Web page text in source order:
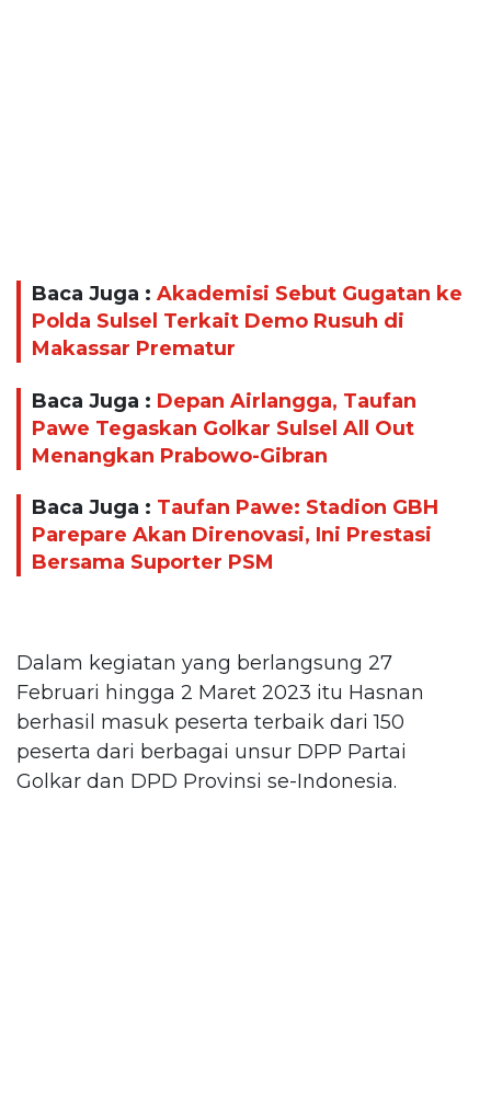
Baca Juga : Akademisi Sebut Gugatan ke
Polda Sulsel Terkait Demo Rusuh di
Makassar Prematur
Baca Juga : Depan Airlangga, Taufan
Pawe Tegaskan Golkar Sulsel All Out
Menangkan Prabowo-Gibran
Baca Juga : Taufan Pawe: Stadion GBH
Parepare Akan Direnovasi, Ini Prestasi
Bersama Suporter PSM
Dalam kegiatan yang berlangsung 27
Februari hingga 2 Maret 2023 itu Hasnan
berhasil masuk peserta terbaik dari 150
peserta dari berbagai unsur DPP Partai
Golkar dan DPD Provinsi se-Indonesia.